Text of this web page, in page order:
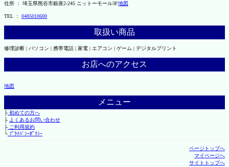
住所 ： 埼玉県熊谷市銀座2-245 ニットーモール3F地図
TEL ： 0485010600
取扱い商品
修理診断 | パソコン | 携帯電話 | 家電 | エアコン | ゲーム | デジタルプリント
お店へのアクセス
地図
メニュー
├初めての方へ
├ よくあるお問い合わせ
├ご利用規約
└ﾌﾟﾗｲﾊﾞｼｰﾎﾟﾘｼｰ
ページトップへ
マイページへ
サイトトップへ